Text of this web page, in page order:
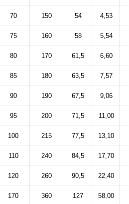
70 150 54 4,53
75 160 58 5,54
80 170 61,5 6,60
85 180 63,5 7,57
90 190 67,5 9,06
95 200 71,5 11,00
100 215 77,5 13,10
110 240 84,5 17,70
120 260 90,5 22,40
170 360 127 58,00